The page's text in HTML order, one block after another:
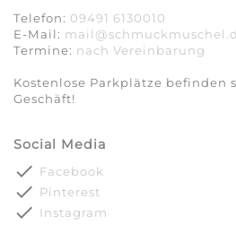
Telefon: 09491 6130010
E-Mail:
Termine: nach Vereinbarung​​​​​​​
Kostenlose Parkplätze befinden
Geschäft!
Social Media
done Facebook
done Pinterest
done Instagram